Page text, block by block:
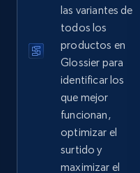
URL, Domain,
Sku, Product id,
and more.
2.1K+ 355+
Home Depot US -
using specified
las variantes de
todos los
productos en
Glossier para
identificar los
que mejor
funcionan,
optimizar el
surtido y
maximizar el